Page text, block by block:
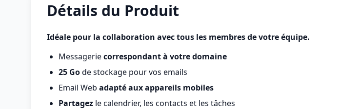
Détails du Produit
Idéale pour la collaboration avec tous les membres de votre équipe.
Messageriecorrespondant à votre domaine
25 Gode stockage pour vos emails
Email Web adapté aux appareils mobiles
Partagez le calendrier, les contacts et les tâches